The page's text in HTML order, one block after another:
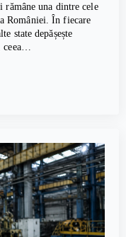
una dintre cele
României. În fiecare
state depășește